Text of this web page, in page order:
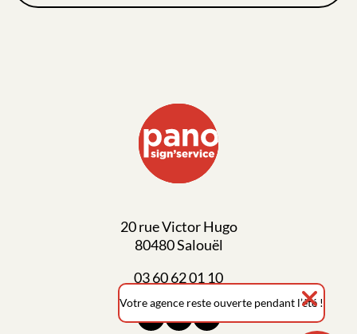
20 rue Victor Hugo
80480 Salouël
03 60 62 01 10
Votre agence resteouverte pendant l’été !